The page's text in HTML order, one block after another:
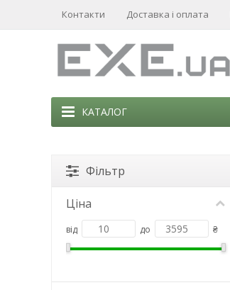
Контакти Доставка і оплата
КАТАЛОГ
Фільтр
Ціна
від до ₴